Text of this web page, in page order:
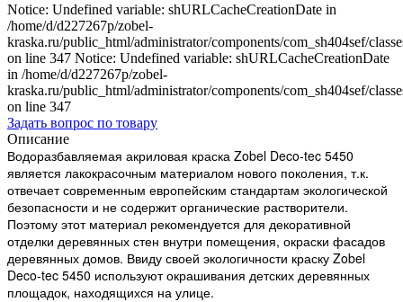
Notice: Undefined variable: shURLCacheCreationDate in
/home/d/d227267p/zobel-
kraska.ru/public_html/administrator/components/com_sh404sef/
on line 347 Notice: Undefined variable: shURLCacheCreationDate
in /home/d/d227267p/zobel-
kraska.ru/public_html/administrator/components/com_sh404sef/
on line 347
Задать вопрос по товару
Описание
Водоразбавляемая акриловая краска Zobel Deco-tec 5450
является лакокрасочным материалом нового поколения, т.к.
отвечает современным европейским стандартам экологической
безопасности и не содержит органические растворители.
Поэтому этот материал рекомендуется для декоративной
отделки деревянных стен внутри помещения, окраски фасадов
деревянных домов. Ввиду своей экологичности краску Zobel
Deco-tec 5450 используют окрашивания детских деревянных
площадок, находящихся на улице.